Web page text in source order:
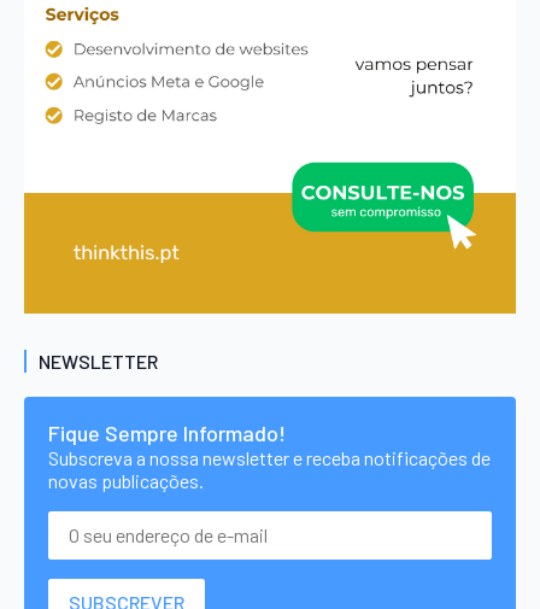
NEWSLETTER
Fique Sempre Informado!
Subscreva a nossa newsletter e receba notificações de
novas publicações.